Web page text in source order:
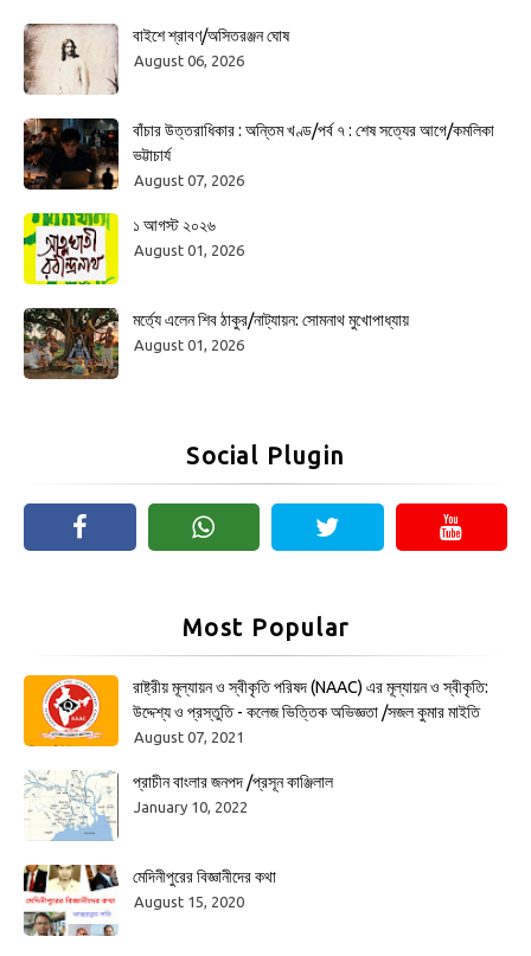
বাইশে শ্রাবণ/অসিতরঞ্জন ঘোষ
August 06, 2026
বাঁচার উত্তরাধিকার : অন্তিম খণ্ড/পর্ব ৭ : শেষ সত্যের আগে/কমলিকা
ভট্টাচার্য
August 07, 2026
১ আগস্ট ২০২৬
August 01, 2026
মর্ত্যে এলেন শিব ঠাকুর/নাট্যায়ন: সোমনাথ মুখোপাধ্যায়
August 01, 2026
Social Plugin
Most Popular
রাষ্ট্রীয় মূল্যায়ন ও স্বীকৃতি পরিষদ (NAAC) এর মূল্যায়ন ও স্বীকৃতি:
উদ্দেশ্য ও প্রস্তুতি - কলেজ ভিত্তিক অভিজ্ঞতা /সজল কুমার মাইতি
August 07, 2021
প্রাচীন বাংলার জনপদ /প্রসূন কাঞ্জিলাল
January 10, 2022
মেদিনীপুরের বিজ্ঞানীদের কথা
August 15, 2020